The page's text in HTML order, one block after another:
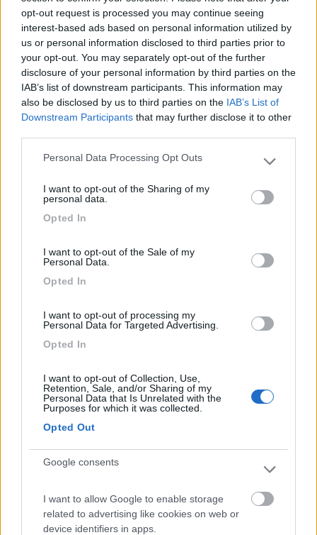
opt-out request is processed you may continue seeing
interest-based ads based on personal information utilized by
us or personal information disclosed to third parties prior to
your opt-out. You may separately opt-out of the further
disclosure of your personal information by third parties on the
IAB’s list of downstream participants. This information may
also be disclosed by us to third parties on the IAB’s List of
Downstream Participants that may further disclose it to other
Please note that this website/app uses one or more Google
not limited to your visit or usage behaviour. You may click to
use your data for below specified purposes in below Google
Personal Data Processing Opt Outs
I want to opt-out of the Sharing of my
personal data.
Opted In
I want to opt-out of the Sale of my
Personal Data.
Opted In
I want to opt-out of processing my
Personal Data for Targeted Advertising.
Opted In
I want to opt-out of Collection, Use,
Retention, Sale, and/or Sharing of my
Personal Data that Is Unrelated with the
Purposes for which it was collected.
Opted Out
Google consents
I want to allow Google to enable storage
related to advertising like cookies on web or
device identifiers in apps.
Juanin
"Una nazione che si tassa nella speranza di diventare prospera è come un
uomo in piedi in un secchio che cerca di sollevarsi tirando il manico"
Winston Churchill
Modificato da juanin il 01/05/2023 alle 20:02:37
sergionoemi
20:45:16
In risposta al messaggio diezio59del01/05/2023 18:29:38
Se è tra Villaco e Salisburgo io non ho mai avuto problemi né ho mai visto
Voi "bisiachi" i vè riconosse al volo.
Inserito il01/05/2023 alle:20:56:26
Sia il Monginevro che il Moncenisio sono belli, fattibilissimi,
in inverno.